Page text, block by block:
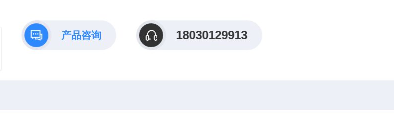
产品咨询 18030129913